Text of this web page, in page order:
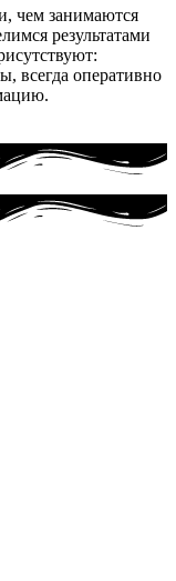
чем занимаются
результатами
всегда оперативно